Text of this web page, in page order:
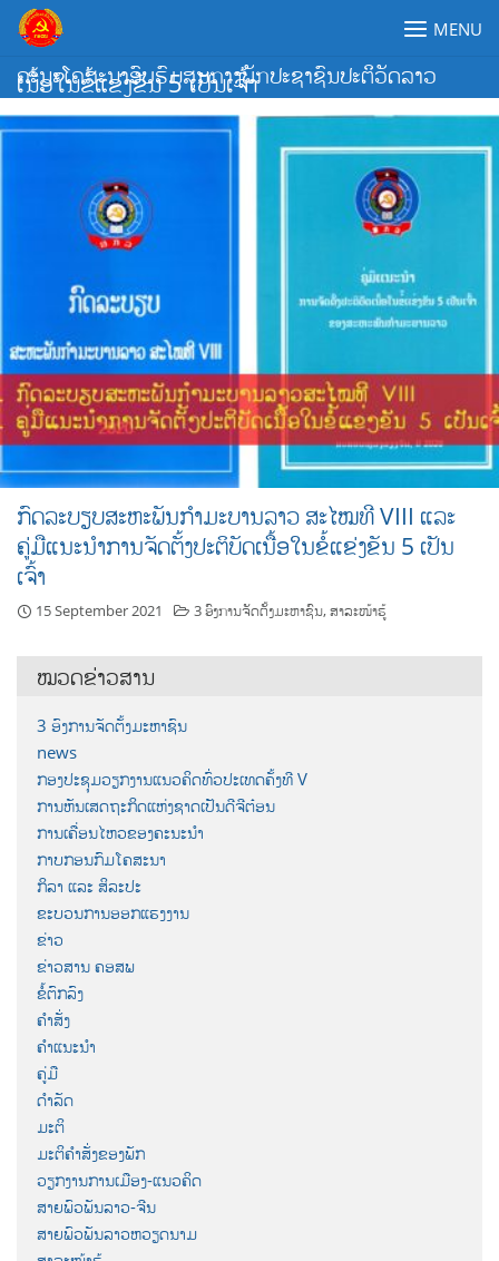
Skip
content
ຄະນະໂຄສະນາອົບຮົມສູນກາງພັກປະຊາຊົນປະຕິວັດລາວ
MENU
ເນື້ອໃນຂໍ້ແຂ່ງຂັນ 5 ເປັນເຈົ້າ
ກົດລະບຽບສະຫະພັນກຳມະບານລາວ ສະໄໝທີ VIII ແລະ
ຄູ່ມືແນະນຳການຈັດຕັ້ງປະຕິບັດເນື້ອໃນຂໍ້ແຂ່ງຂັນ 5 ເປັນ
ເຈົ້າ
15 September 2021 3 ອົງການຈັດຕັ້ງມະຫາຊົນ,ສາລະໜ້າຮູ້
ໝວດຂ່າວສານ
3 ອົງການຈັດຕັ້ງມະຫາຊົນ
news
ກອງປະຊຸມວຽກງານແນວຄິດທົ່ວປະເທດຄັ້ງທີ V
ການຫັນເສດຖະກິດແຫ່ງຊາດເປັນດີຈີຕ໋ອນ
ການເຄື່ອນໄຫວຂອງຄະນະນຳ
ກາບກອນກົມໂຄສະນາ
ກິລາ ແລະ ສິລະປະ
ຂະບວນການອອກແຮງງານ
ຂ່າວ
ຂ່າວສານ ຄອສພ
ຂໍ້ຕົກລົງ
ຄຳສັ່ງ
ຄຳແນະນຳ
ຄູ່ມື
ດຳລັດ
ມະຕິ
ມະຕິຄຳສັ່ງຂອງພັກ
ວຽກງານການເມືອງ-ແນວຄິດ
ສາຍພົວພັນລາວ-ຈີນ
ສາຍພົວພັນລາວຫວຽດນາມ